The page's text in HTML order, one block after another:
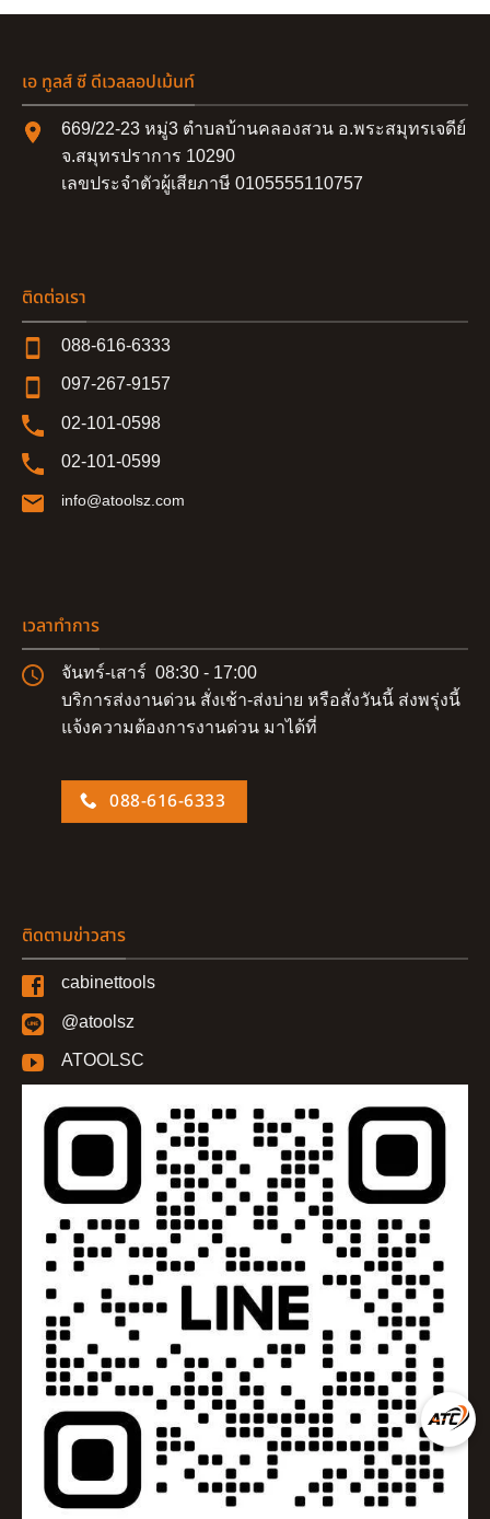
เอ ทูลส์ ซี ดีเวลลอปเม้นท์
669/22-23 หมู่3 ตำบลบ้านคลองสวน อ.พระสมุทรเจดีย์
จ.สมุทรปราการ 10290
เลขประจำตัวผู้เสียภาษี 0105555110757
ติดต่อเรา
088-616-6333
097-267-9157
02-101-0598
02-101-0599
info@atoolsz.com
เวลาทำการ
จันทร์-เสาร์ 08:30 - 17:00
บริการส่งงานด่วน สั่งเช้า-ส่งบ่าย หรือสั่งวันนี้ ส่งพรุ่งนี้
แจ้งความต้องการงานด่วน มาได้ที่
088-616-6333
ติดตามข่าวสาร
cabinettools
@atoolsz
ATOOLSC